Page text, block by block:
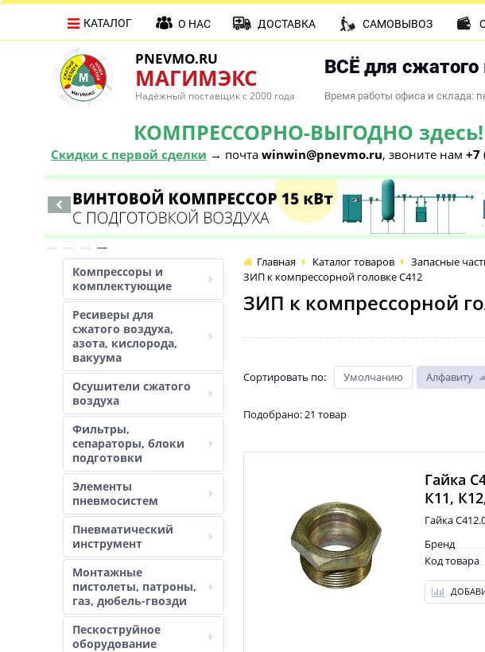
PNEVMO.RU
МАГИМЭКС
Надёжный поставщик с 2000 года
ВСЁ для сжатого
Время работы офиса и склада:
КОМПРЕССОРНО-ВЫГОДНО здесь!
Скидки с первой сделки → почта winwin@pnevmo.ru, звоните нам +7
КАТАЛОГ О НАС ДОСТАВКА САМОВЫВОЗ
Компрессоры и
комплектующие
Ресиверы для
сжатого воздуха,
азота, кислорода,
вакуума
Осушители сжатого
воздуха
Фильтры,
сепараторы, блоки
подготовки
Элементы
пневмосистем
Пневматический
инструмент
Монтажные
пистолеты, патроны,
газ, дюбель-гвозди
Пескоструйное
оборудование
Главная Каталог товаров Запасные
ЗИП к компрессорной головке С412
ЗИП к компрессорной
Сортировать по: Умолчанию Алфавиту
Подобрано: 21 товар
Гайка
К11,
Гайка
Бренд
Код товара